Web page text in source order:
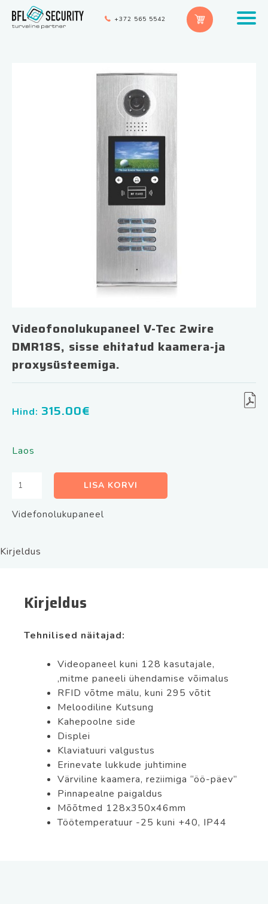
+372 565 5542
Videofonolukupaneel V-Tec 2wire
DMR18S, sisse ehitatud kaamera-ja
proxysüsteemiga.
Hind: 315.00€
Laos
Videofonolukupaneel
Tec
sisse
proxysüsteemiga.
LISA KORVI
Videfonolukupaneel
Kirjeldus
Kirjeldus
Tehnilised näitajad:
Videopaneel kuni 128 kasutajale,
,mitme paneeli ühendamise võimalus
RFID võtme mälu, kuni 295 võtit
Meloodiline Kutsung
Kahepoolne side
Displei
Klaviatuuri valgustus
Erinevate lukkude juhtimine
Värviline kaamera, reziimiga “öö-päev”
Pinnapealne paigaldus
Mõõtmed 128x350x46mm
Töötemperatuur -25 kuni +40, IP44